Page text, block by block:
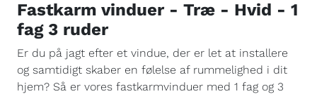
Fastkarm vinduer - Træ - Hvid - 1
fag 3 ruder
Er du på jagt efter et vindue, der er let at installere
og samtidigt skaber en følelse af rummelighed i dit
hjem? Så er vores fastkarmvinduer med 1 fag og 3